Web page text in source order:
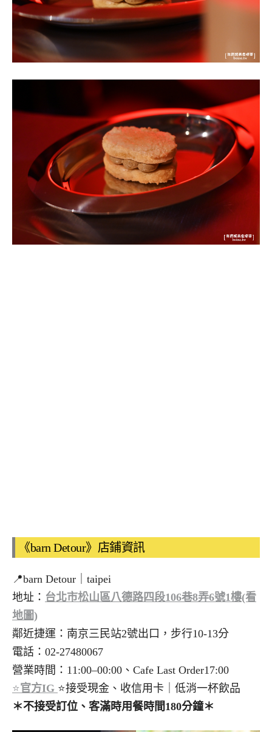
《barn Detour》店鋪資訊
📍barn Detour｜taipei
地址： 台北市松山區八德路四段106巷8弄6號1樓(看
地圖)
鄰近捷運：南京三民站2號出口，步行10-13分
電話：02-27480067
營業時間：11:00–00:00、Cafe Last Order17:00
⭐官方IG ⭐接受現金、收信用卡｜低消一杯飲品
＊不接受訂位、客滿時用餐時間180分鐘＊